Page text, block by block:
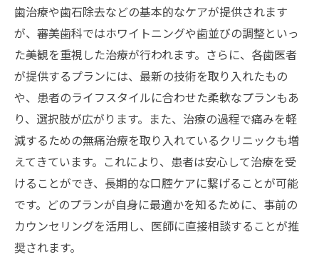
歯治療や歯石除去などの基本的なケアが提供されます
が、審美歯科ではホワイトニングや歯並びの調整といっ
た美観を重視した治療が行われます。さらに、各歯医者
が提供するプランには、最新の技術を取り入れたもの
や、患者のライフスタイルに合わせた柔軟なプランもあ
り、選択肢が広がります。また、治療の過程で痛みを軽
減するための無痛治療を取り入れているクリニックも増
えてきています。これにより、患者は安心して治療を受
けることができ、長期的な口腔ケアに繋げることが可能
です。どのプランが自身に最適かを知るために、事前の
カウンセリングを活用し、医師に直接相談することが推
奨されます。